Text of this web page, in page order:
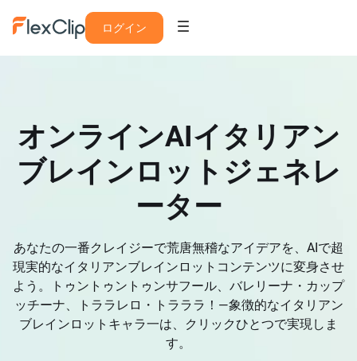
ログイン
オンラインAIイタリアン
ブレインロットジェネレ
ーター
あなたの一番クレイジーで荒唐無稽なアイデアを、AIで超
現実的なイタリアンブレインロットコンテンツに変身させ
よう。トゥントゥントゥンサフール、バレリーナ・カップ
ッチーナ、トララレロ・トラララ！―象徴的なイタリアン
ブレインロットキャラ一は、クリックひとつで実現しま
す。